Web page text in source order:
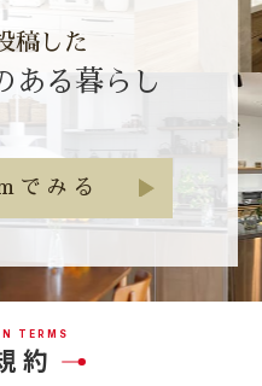
稿した
ある暮らし
みる
TERMS
約